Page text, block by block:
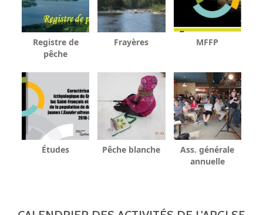
Registre de
pêche
Frayères MFFP
Études Pêche blanche
Ass. générale
annuelle